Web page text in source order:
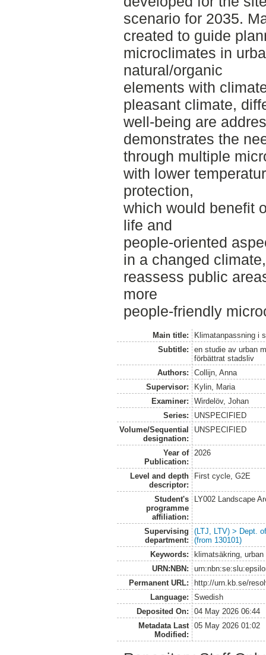
scenario for 2035.
created to guide
microclimates in
natural/organic
elements with
pleasant climate,
well-being are
demonstrates the
through multiple
with lower
protection,
which would benefit
life and
people-oriented
in a changed
reassess public
more
people-friendly
Main title:
Klimatanpassning i
Subtitle:
en studie av urban
förbättrat stadsliv
Authors:
Collijn, Anna
Supervisor:
Kylin, Maria
Examiner:
Wirdelöv, Johan
Series:
UNSPECIFIED
Volume/Sequential
designation:
UNSPECIFIED
Year of
Publication:
2026
Level and depth
descriptor:
First cycle, G2E
Student's
programme
affiliation:
LY002 Landscape
Supervising
department:
(LTJ, LTV) > Dept.
(from 130101)
Keywords:
klimatsäkring,
URN:NBN:
Permanent URL:
http://urn.kb.se/
Language:
Swedish
Deposited On:
04 May 2026 06:44
Metadata Last
Modified:
05 May 2026 01:02